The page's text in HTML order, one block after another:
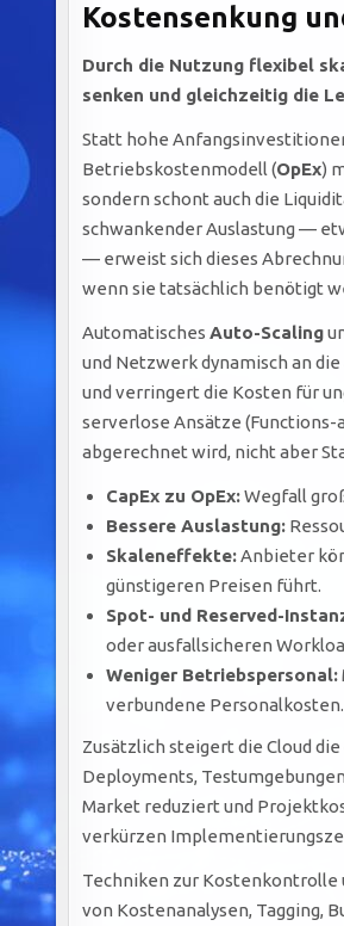
Kostensenkung
Durch die Nutzung flexibel
senken und gleichzeitig die
Statt hohe
Betriebskostenmodell (OpEx)
sondern schont auch die
schwankender Auslastung —
— erweist sich dieses
wenn sie tatsächlich benötigt
Automatisches Auto-Scaling
und Netzwerk dynamisch an
und verringert die Kosten für
serverlose Ansätze
abgerechnet wird, nicht aber
CapEx zu OpEx:Wegfall
Bessere Auslastung:
Skaleneffekte:Anbieter
günstigeren Preisen führt.
Spot- und Reserved-
oder ausfallsicheren
Weniger Betriebspersonal:
verbundene Personalkosten.
Zusätzlich steigert die Cloud
Deployments,
Market reduziert und
verkürzen
Techniken zur
von Kostenanalysen, Tagging,